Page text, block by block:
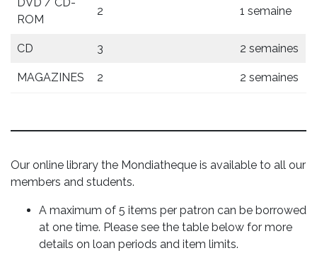
ROM
2 1 semaine
CD 3 2 semaines
MAGAZINES 2 2 semaines
Our online library the Mondiatheque is available to all our
members and students.
A maximum of 5 items per patron can be borrowed
at one time. Please see the table below for more
details on loan periods and item limits.